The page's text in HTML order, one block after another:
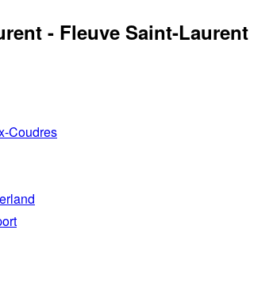
- Fleuve Saint-Laurent
Coudres